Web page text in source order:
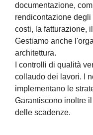
documentazione,
rendicontazione
costi, la fatturazione,
Gestiamo anche
architettura.
I controlli di qualità
collaudo dei lavori. I
implementano le
Garantiscono inoltre
delle scadenze.